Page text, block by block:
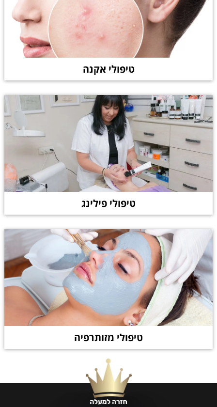
טיפולי אקנה
טיפולי פילינג
טיפולי מזותרפיה